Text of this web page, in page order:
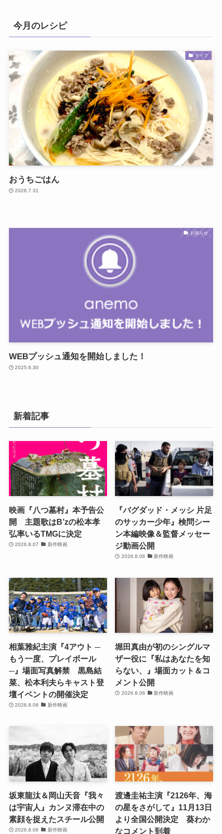
今月のレシピ
ライフ
おうちごはん
2026.7.31
お知らせ
WEBプッシュ通知を開始しました！
2025.6.30
新着記事
映画『八つ墓村』本予告公
開 主題歌はB’zの松本孝
弘率いるTMGに決定
2026.8.07 新作映画
『バグダッド・メッシ 片足
のサッカー少年』検問シー
ン本編映像＆監督メッセー
ジ動画公開
2026.8.06 新作映画
相葉雅紀主演『4アウト ─
もう一度、プレイボール
─』場面写真解禁 黒島結
菜、松本利夫らキャスト登
壇イベントの開催決定
2026.8.06 新作映画
堀田真由が初のシングルマ
ザー役に『私はあなたを知
らない、』場面カット＆コ
メント公開
2026.8.06 新作映画
坂東龍汰＆岡山天音『我々
は宇宙人』カンヌ滞在中の
素顔を捉えたスチール公開
2026.8.06 新作映画
渡邊圭祐主演『2126年、海
の星をさがして』11月13日
より全国公開決定 葵わか
なコメント到着